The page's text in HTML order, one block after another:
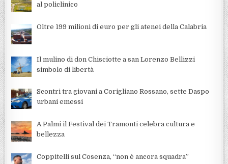
al policlinico
Oltre 199 milioni di euro per gli atenei della Calabria
Il mulino di don Chisciotte a san Lorenzo Bellizzi
simbolo di libertà
Scontri tra giovani a Corigliano Rossano, sette Daspo
urbani emessi
A Palmi il Festival dei Tramonti celebra cultura e
bellezza
Coppitelli sul Cosenza, “non è ancora squadra”